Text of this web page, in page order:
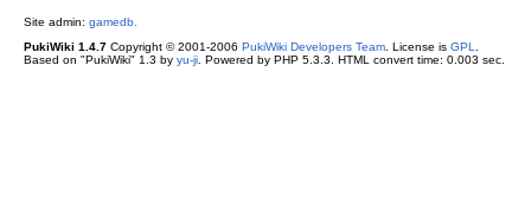
Site admin: gamedb.
PukiWiki 1.4.7Copyright © 2001-2006 PukiWiki Developers Team. License is GPL
Based on "PukiWiki" 1.3 by yu-ji. Powered by PHP 5.3.3. HTML convert time: 0.003 sec.